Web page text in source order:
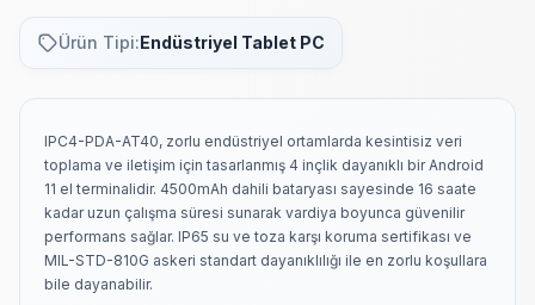
Ürün Tipi:Endüstriyel Tablet PC
IPC4-PDA-AT40, zorlu endüstriyel ortamlarda kesintisiz veri
toplama ve iletişim için tasarlanmış 4 inçlik dayanıklı bir Android
11 el terminalidir. 4500mAh dahili bataryası sayesinde 16 saate
kadar uzun çalışma süresi sunarak vardiya boyunca güvenilir
performans sağlar. IP65 su ve toza karşı koruma sertifikası ve
MIL-STD-810G askeri standart dayanıklılığı ile en zorlu koşullara
bile dayanabilir.